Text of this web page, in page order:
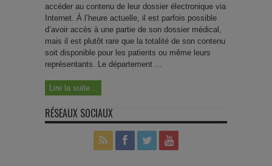
accéder au contenu de leur dossier électronique via
Internet. À l’heure actuelle, il est parfois possible
d’avoir accès à une partie de son dossier médical,
mais il est plutôt rare que la totalité de son contenu
soit disponible pour les patients ou même leurs
représentants. Le département ...
Lire la suite...
RÉSEAUX SOCIAUX